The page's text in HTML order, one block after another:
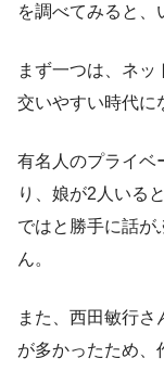
を調べてみると、
まず一つは、ネ
交いやすい時代に
有名人のプライベ
り、娘が2人いる
ではと勝手に話が
ん。
また、西田敏行さ
が多かったため、